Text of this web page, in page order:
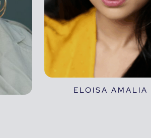
ELOISA AMALIA